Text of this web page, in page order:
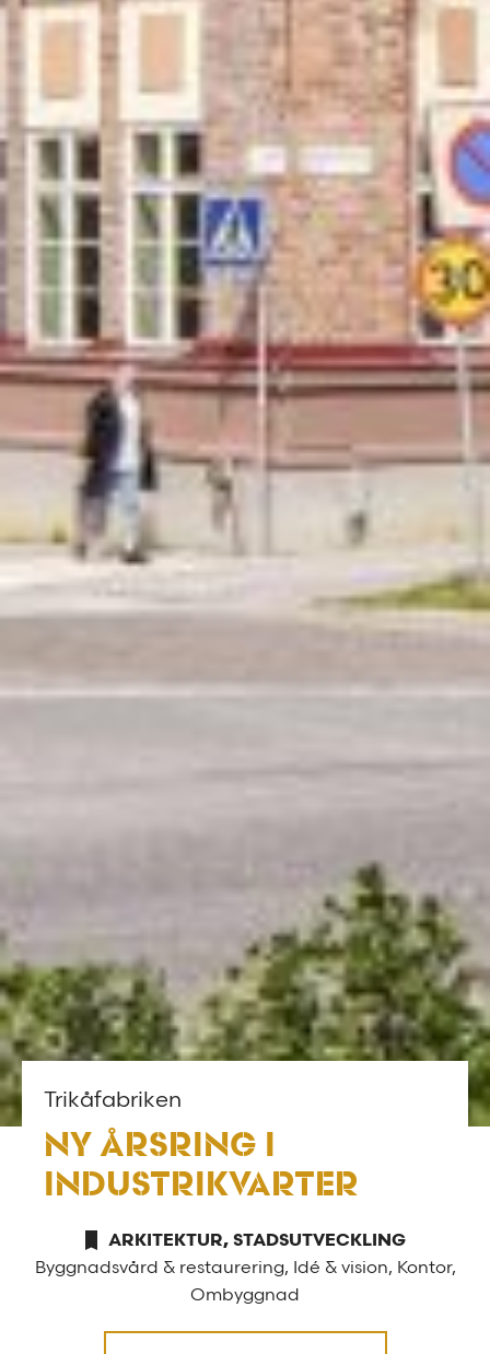
Trikåfabriken
NY ÅRSRING I
INDUSTRIKVARTER
ARKITEKTUR, STADSUTVECKLING
Byggnadsvård & restaurering, Idé & vision, Kontor,
Ombyggnad